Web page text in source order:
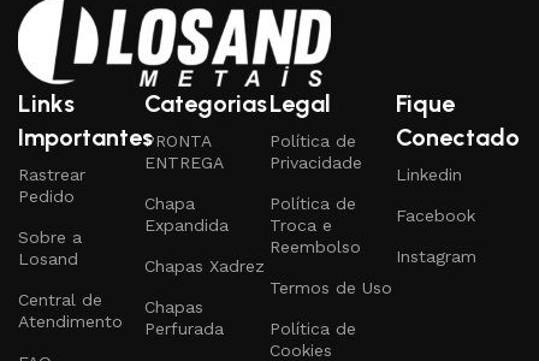
Links
Importantes
Rastrear
Pedido
Sobre a
Losand
Central de
Atendimento
Categorias
PRONTA
ENTREGA
Chapa
Expandida
Chapas Xadrez
Chapas
Perfurada
Legal
Política de
Privacidade
Política de
Troca e
Reembolso
Termos de Uso
Política de
Cookies
Fique
Conectado
Linkedin
Facebook
Instagram